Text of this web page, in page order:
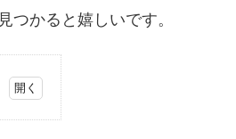
つかると嬉しいです。